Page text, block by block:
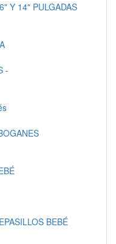
Y 14" PULGADAS
-
BEBÉ